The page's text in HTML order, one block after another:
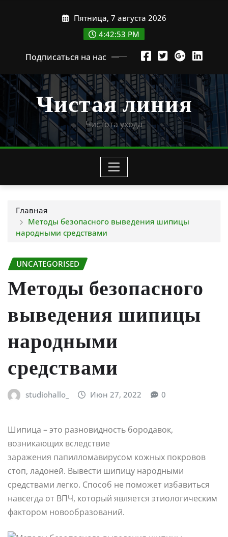
Пятница, 7 августа 2026
4:42:54 PM
Подписаться на нас
Чистая линия
Чистота ухода
Главная
Методы безопасного выведения шипицы
народными средствами
UNCATEGORISED
Методы безопасного
выведения шипицы
народными
средствами
studiohallo_ Июн 27, 2022 0
Шипица – это разновидность бородавок,
возникающих вследствие
заражения папилломавирусом кожных покровов
стоп, ладоней. Вывести шипицу народными
средствами легко. Способ не поможет избавиться
навсегда от ВПЧ, который является этиологическим
фактором новообразований.